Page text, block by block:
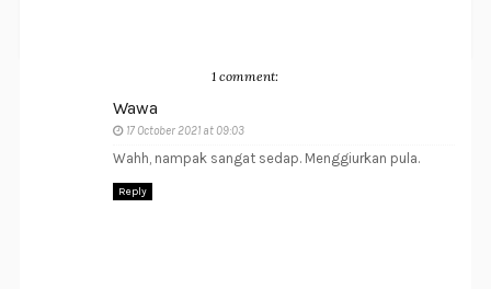
1 comment:
Wawa
17 October 2021 at 09:03
Wahh, nampak sangat sedap. Menggiurkan pula.
Reply